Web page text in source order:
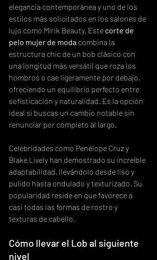
elegancia contemporánea y uno de los
estilos más solicitados en los salones de
lujo como Mirik Beauty. Este corte de
pelo mujer de moda combina la
estructura chic de un bob clásico con
una longitud más versátil que roza los
hombros o cae ligeramente por debajo,
ofreciendo un equilibrio perfecto entre
sofisticación y naturalidad. Es la opción
ideal si buscas un cambio notable sin
renunciar por completo al largo.
Celebridades como Penélope Cruz y
Blake Lively han demostrado su increíble
adaptabilidad, llevándolo desde liso y
pulido hasta ondulado y texturizado. Su
popularidad reside en que favorece a
casi todas las formas de rostro y
texturas de cabello.
Cómo llevar el Lob al siguiente
nivel